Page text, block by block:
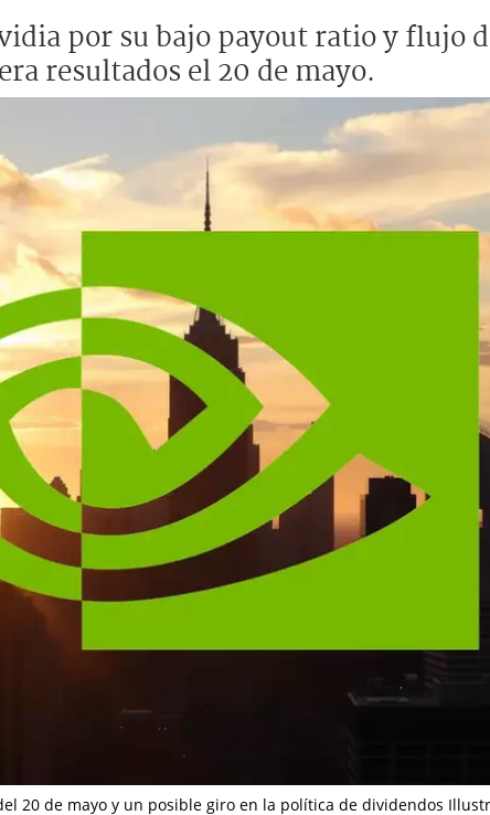
por su bajo payout ratio y flujo
resultados el 20 de mayo.
20 de mayo y un posible giro en la política de dividendos